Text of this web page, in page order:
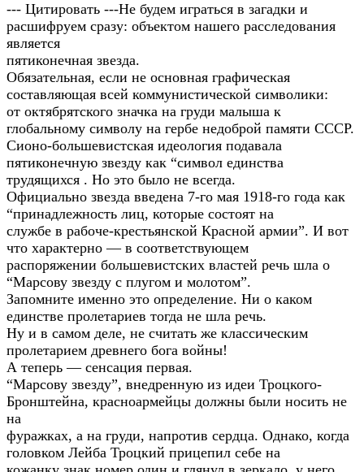
--- Цитировать ---Не будем играться в загадки и
расшифруем сразу: объектом нашего расследования
является
пятиконечная звезда.
Обязательная, если не основная графическая
составляющая всей коммунистической символики:
от октябрятского значка на груди малыша к
глобальному символу на гербе недоброй памяти СССР.
Сионо-большевистская идеология подавала
пятиконечную звезду как “символ единства
трудящихся . Но это было не всегда.
Официально звезда введена 7-го мая 1918-го года как
“принадлежность лиц, которые состоят на
службе в рабоче-крестьянской Красной армии”. И вот
что характерно — в соответствующем
распоряжении большевистских властей речь шла о
“Марсову звезду с плугом и молотом”.
Запомните именно это определение. Ни о каком
единстве пролетариев тогда не шла речь.
Ну и в самом деле, не считать же классическим
пролетарием древнего бога войны!
А теперь — сенсация первая.
“Марсову звезду”, внедренную из идеи Троцкого-
Бронштейна, красноармейцы должны были носить не
на
фуражках, а на груди, напротив сердца. Однако, когда
головком Лейба Троцкий прицепил себе на